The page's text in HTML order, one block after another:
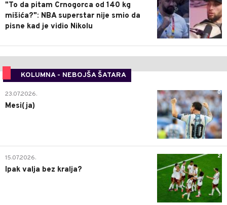
"To da pitam Crnogorca od 140 kg
mišića?": NBA superstar nije smio da
pisne kad je vidio Nikolu
KOLUMNA - NEBOJŠA ŠATARA
0
23.07.2026.
Mesi(ja)
2
15.07.2026.
Ipak valja bez kralja?